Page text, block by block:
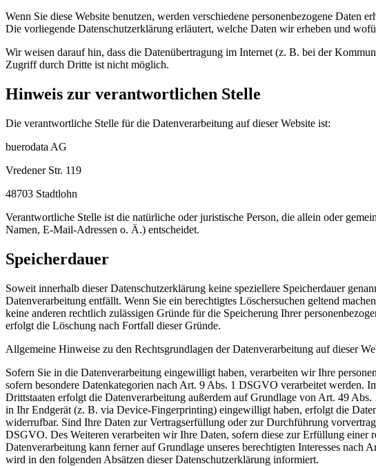
Wenn Sie diese Website benutzen, werden verschiedene personenbezogene Daten
Die vorliegende Datenschutzerklärung erläutert, welche Daten wir erheben und
Wir weisen darauf hin, dass die Datenübertragung im Internet (z. B. bei der
Zugriff durch Dritte ist nicht möglich.
Hinweis zur verantwortlichen Stelle
Die verantwortliche Stelle für die Datenverarbeitung auf dieser Website ist:
buerodata AG
Vredener Str. 119
48703 Stadtlohn
Verantwortliche Stelle ist die natürliche oder juristische Person, die allein oder
Namen, E-Mail-Adressen o. Ä.) entscheidet.
Speicherdauer
Soweit innerhalb dieser Datenschutzerklärung keine speziellere Speicherdauer
Datenverarbeitung entfällt. Wenn Sie ein berechtigtes Löschersuchen geltend
keine anderen rechtlich zulässigen Gründe für die Speicherung Ihrer
erfolgt die Löschung nach Fortfall dieser Gründe.
Allgemeine Hinweise zu den Rechtsgrundlagen der Datenverarbeitung auf dieser
Sofern Sie in die Datenverarbeitung eingewilligt haben, verarbeiten wir Ihre
sofern besondere Datenkategorien nach Art. 9 Abs. 1 DSGVO verarbeitet werden.
Drittstaaten erfolgt die Datenverarbeitung außerdem auf Grundlage von Art. 49
in Ihr Endgerät (z. B. via Device-Fingerprinting) eingewilligt haben, erfolgt die
widerrufbar. Sind Ihre Daten zur Vertragserfüllung oder zur Durchführung
DSGVO. Des Weiteren verarbeiten wir Ihre Daten, sofern diese zur Erfüllung
Datenverarbeitung kann ferner auf Grundlage unseres berechtigten Interesses
wird in den folgenden Absätzen dieser Datenschutzerklärung informiert.